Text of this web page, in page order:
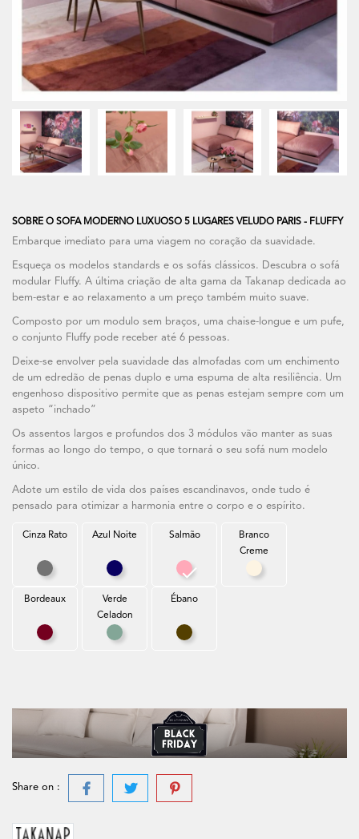
SOBRE O SOFA MODERNO LUXUOSO 5 LUGARES VELUDO PARIS - FLUFFY
Embarque imediato para uma viagem no coração da suavidade.
Esqueça os modelos standards e os sofás clássicos. Descubra o sofá
modular Fluffy. A última criação de alta gama da Takanap dedicada ao
bem-estar e ao relaxamento a um preço também muito suave.
Composto por um modulo sem braços, uma chaise-longue e um pufe,
o conjunto Fluffy pode receber até 6 pessoas.
Deixe-se envolver pela suavidade das almofadas com um enchimento
de um edredão de penas duplo e uma espuma de alta resiliência. Um
engenhoso dispositivo permite que as penas estejam sempre com um
aspeto “inchado”
Os assentos largos e profundos dos 3 módulos vão manter as suas
formas ao longo do tempo, o que tornará o seu sofá num modelo
único.
Adote um estilo de vida dos países escandinavos, onde tudo é
pensado para otimizar a harmonia entre o corpo e o espírito.
Cinza Rato
Cinza Rato
Azul Noite
Azul Noite
Salmão
Salmão
Branco
Creme
Bordeaux
Bordeaux
Verde
Celadon
Verde Celadon
Ébano
Ébano
Share on :